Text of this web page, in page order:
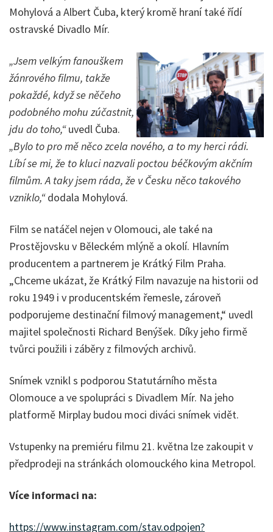
Mohylová a Albert Čuba, který kromě hraní také řídí
ostravské Divadlo Mír.
„Jsem velkým fanouškem
žánrového filmu, takže
pokaždé, když se něčeho
podobného mohu zúčastnit,
jdu do toho,“uvedl Čuba.
„Bylo to pro mě něco zcela nového, a to my herci rádi.
Líbí se mi, že to kluci nazvali poctou béčkovým akčním
filmům. A taky jsem ráda, že v Česku něco takového
vzniklo,“dodala Mohylová.
Film se natáčel nejen v Olomouci, ale také na
Prostějovsku v Běleckém mlýně a okolí. Hlavním
producentem a partnerem je Krátký Film Praha.
„Chceme ukázat, že Krátký Film navazuje na historii od
roku 1949 i v producentském řemesle, zároveň
podporujeme destinační filmový management,“ uvedl
majitel společnosti Richard Benýšek. Díky jeho firmě
tvůrci použili i záběry z filmových archivů.
Snímek vznikl s podporou Statutárního města
Olomouce a ve spolupráci s Divadlem Mír. Na jeho
platformě Mirplay budou moci diváci snímek vidět.
Vstupenky na premiéru filmu 21. května lze zakoupit v
předprodeji na stránkách olomouckého kina Metropol.
Více informaci na:
https://www.instagram.com/stav.odpojen?